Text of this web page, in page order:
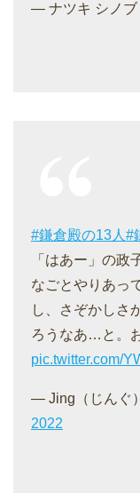
— ナツキ シノブ
#鎌倉殿の13人 #
「はあー」の
なごとやりあっ
し、さぞかしさ
ろうなあ…と。
pic.twitter.com/
— Jing（じんぐ
2022